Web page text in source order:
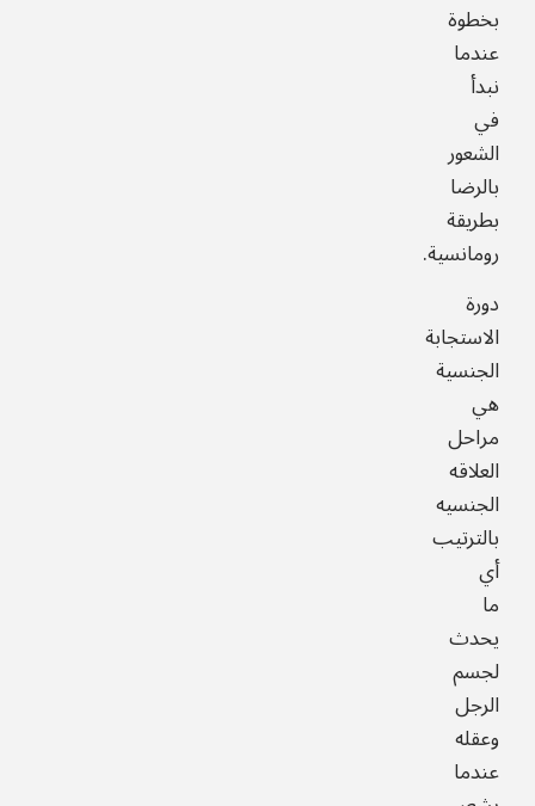
بخطوة
عندما
نبدأ
في
الشعور
بالرضا
بطريقة
رومانسية.
دورة
الاستجابة
الجنسية
هي
مراحل
العلاقه
الجنسيه
بالترتيب
أي
ما
يحدث
لجسم
الرجل
وعقله
عندما